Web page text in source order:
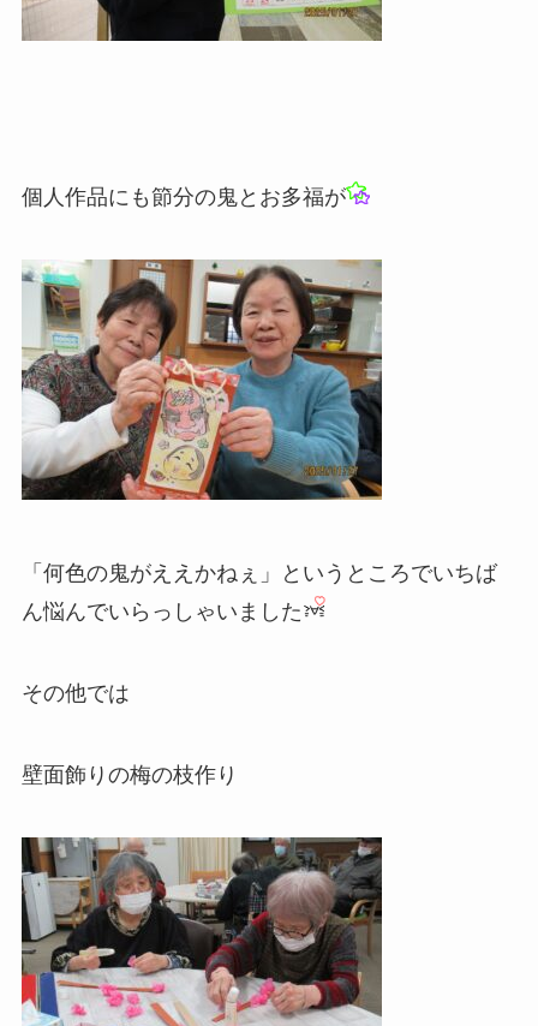
個人作品にも節分の鬼とお多福が
「何色の鬼がええかねぇ」というところでいちば
ん悩んでいらっしゃいました
その他では
壁面飾りの梅の枝作り